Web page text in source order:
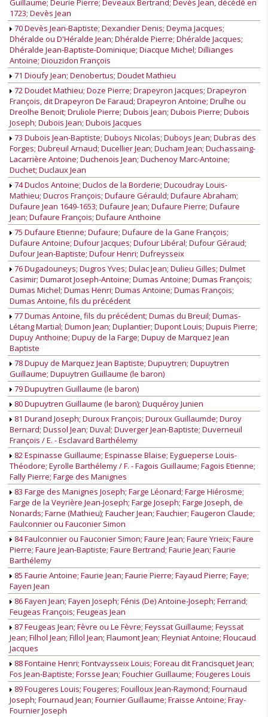
Guillaume; Deurie Pierre; Deveaux Bertrand; Devès Jean, décédé en
1723; Devès Jean
70 Devès Jean-Baptiste; Dexandier Denis; Deyma Jacques;
Dhéralde ou D'Héralde Jean; Dhéralde Pierre; Dhéralde Jacques;
Dhéralde Jean-Baptiste-Dominique; Diacque Michel; Dillianges
Antoine; Diouzidon François
71 Dioufy Jean; Denobertus; Doudet Mathieu
72 Doudet Mathieu; Doze Pierre; Drapeyron Jacques; Drapeyron
François, dit Drapeyron De Faraud; Drapeyron Antoine; Drulhe ou
Dreolhe Benoit; Druliole Pierre; Dubois Jean; Dubois Pierre; Dubois
Joseph; Dubois Jean; Dubois Jacques
73 Dubois Jean-Baptiste; Duboys Nicolas; Duboys Jean; Dubras des
Forges; Dubreuil Arnaud; Ducellier Jean; Ducham Jean; Duchassaing-
Lacarrière Antoine; Duchenois Jean; Duchenoy Marc-Antoine;
Duchet; Duclaux Jean
74 Duclos Antoine; Duclos de la Borderie; Ducoudray Louis-
Mathieu; Ducros François; Dufaure Gérauld; Dufaure Abraham;
Dufaure Jean 1649-1653; Dufaure Jean; Dufaure Pierre; Dufaure
Jean; Dufaure François; Dufaure Anthoine
75 Dufaure Etienne; Dufaure; Dufaure de la Gane François;
Dufaure Antoine; Dufour Jacques; Dufour Libéral; Dufour Géraud;
Dufour Jean-Baptiste; Dufour Henri; Dufreysseix
76 Dugadouneys; Dugros Yves; Dulac Jean; Dulieu Gilles; Dulmet
Casimir; Dumarot Joseph-Antoine; Dumas Antoine; Dumas François;
Dumas Michel; Dumas Henri; Dumas Antoine; Dumas François;
Dumas Antoine, fils du précédent
77 Dumas Antoine, fils du précédent; Dumas du Breuil; Dumas-
Létang Martial; Dumon Jean; Duplantier; Dupont Louis; Dupuis Pierre;
Dupuy Anthoine; Dupuy de la Farge; Dupuy de Marquez Jean
Baptiste
78 Dupuy de Marquez Jean Baptiste; Dupuytren; Dupuytren
Guillaume; Dupuytren Guillaume (le baron)
79 Dupuytren Guillaume (le baron)
80 Dupuytren Guillaume (le baron); Duquéroy Junien
81 Durand Joseph; Duroux François; Duroux Guillaumde; Duroy
Bernard; Dussol Jean; Duval; Duverger Jean-Baptiste; Duverneuil
François / E. - Esclavard Barthélemy
82 Espinasse Guillaume; Espinasse Blaise; Eygueperse Louis-
Théodore; Eyrolle Barthélemy / F. - Fagois Guillaume; Fagois Etienne;
Fally Pierre; Farge des Manignes
83 Farge des Manignes Joseph; Farge Léonard; Farge Hiérosme;
Farge de la Veyrière Jean-Joseph; Farge Joseph; Farge Joseph, de
Nonards; Farne (Mathieu); Faucher Jean; Fauchier; Faugeron Claude;
Faulconnier ou Fauconier Simon
84 Faulconnier ou Fauconier Simon; Faure Jean; Faure Yrieix; Faure
Pierre; Faure Jean-Baptiste; Faure Bertrand; Faurie Jean; Faurie
Barthélemy
85 Faurie Antoine; Faurie Jean; Faurie Pierre; Fayaud Pierre; Faye;
Fayen Jean
86 Fayen Jean; Fayen Joseph; Fénis (De) Antoine-Joseph; Ferrand;
Feugeas François; Feugeas Jean
87 Feugeas Jean; Fèvre ou Le Fèvre; Feyssat Guillaume; Feyssat
Jean; Filhol Jean; Fillol Jean; Flaumont Jean; Fleyniat Antoine; Floucaud
Jacques
88 Fontaine Henri; Fontvaysseix Louis; Foreau dit Francisquet Jean;
Fos Jean-Baptiste; Forsse Jean; Fouchier Guillaume; Fougeres Louis
89 Fougeres Louis; Fougeres; Fouilloux Jean-Raymond; Fournaud
Joseph; Fournaud Jean; Fournier Guillaume; Fraisse Antoine; Fray-
Fournier Joseph